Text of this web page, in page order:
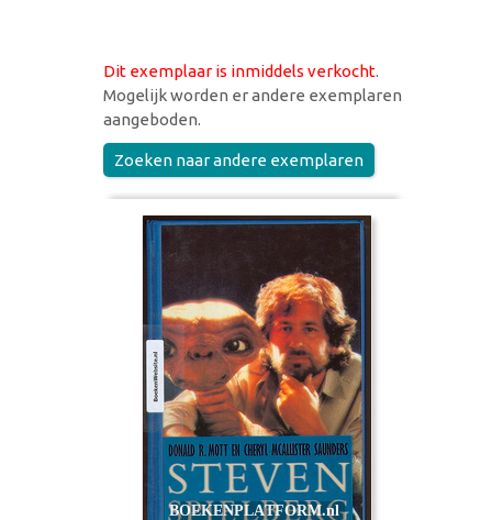
Dit exemplaar is inmiddels verkocht.
Mogelijk worden er andere exemplaren
aangeboden.
Zoeken naar andere exemplaren